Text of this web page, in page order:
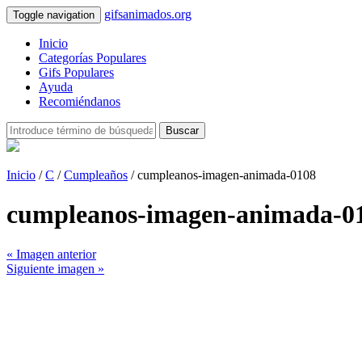
Toggle navigation gifsanimados.org
Inicio
Categorías Populares
Gifs Populares
Ayuda
Recomiéndanos
Buscar
Inicio /C /Cumpleaños / cumpleanos-imagen-animada-0108
cumpleanos-imagen-animada-
« Imagen anterior
Siguiente imagen »